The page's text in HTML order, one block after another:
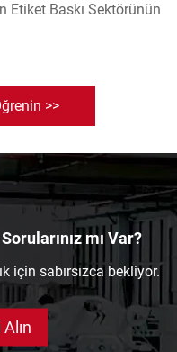
Etiket Baskı Sektörünün
>>
mı Var?
için sabırsızca bekliyor.